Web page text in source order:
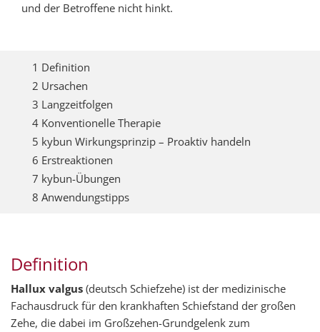
und der Betroffene nicht hinkt.
1 Definition
2 Ursachen
3 Langzeitfolgen
4 Konventionelle Therapie
5 kybun Wirkungsprinzip – Proaktiv handeln
6 Erstreaktionen
7 kybun-Übungen
8 Anwendungstipps
Definition
Hallux valgus (deutsch Schiefzehe) ist der medizinische
Fachausdruck für den krankhaften Schiefstand der großen
Zehe, die dabei im Großzehen-Grundgelenk zum